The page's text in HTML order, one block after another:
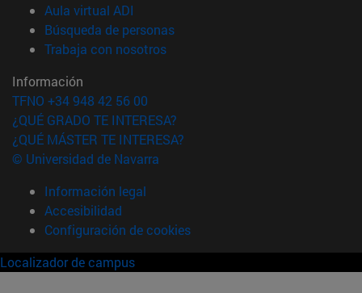
Aula virtual ADI
Búsqueda de personas(abre en nueva ventana)
Trabaja con nosotros(abre en nueva ventana)
Información
TFNO +34 948 42 56 00
¿QUÉ GRADO TE INTERESA?
¿QUÉ MÁSTER TE INTERESA?
© Universidad de Navarra
Información legal
Accesibilidad
Configuración de cookies
Localizador de campus